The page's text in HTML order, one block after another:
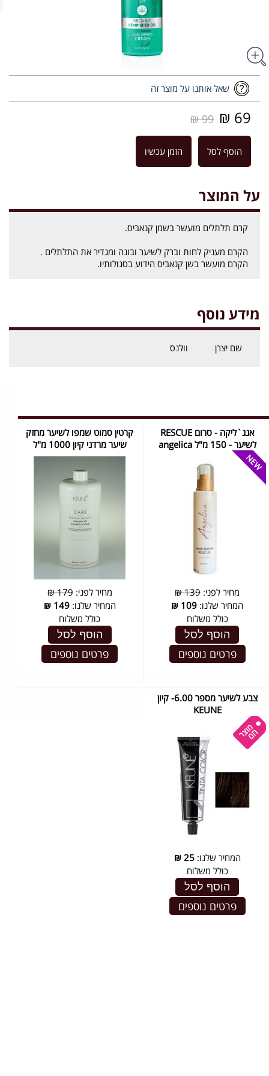
שאל אותנו על מוצר זה
69 ₪
99 ₪
הוסף לסל הזמן עכשיו
על המוצר
קרם תלתלים מועשר בשמן קנאביס.
הקרם מעניק לחות וברק לשיער ובונה ומגדיר את התלתלים .
הקרם מועשר בשן קנאביס הידוע בסגולותיו.
מידע נוסף
שם יצרן וולנס
אנג`ליקה - סרום RESCUE
לשיער - 150 מ"ל ‏angelica
מחיר לפני:139 ₪
המחיר שלנו: 109
₪
כולל משלוח
הוסף לסל
פרטים נוספים
קרטין סמוט שמפו לשיער מחזק
שיער מרדני קיון 1000 מ"ל
מחיר לפני:179 ₪
המחיר שלנו:149
₪
כולל משלוח
הוסף לסל
פרטים נוספים
צבע לשיער מספר 6.00- קיון
KEUNE
המחיר שלנו:25
₪
כולל משלוח
הוסף לסל
פרטים נוספים